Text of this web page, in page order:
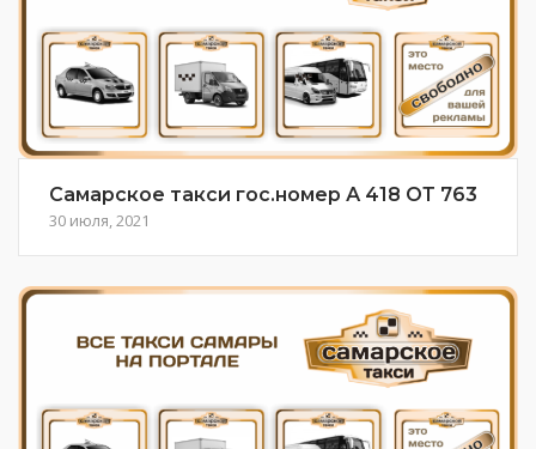
Самарское такси гос.номер А 418 ОТ 763
30 июля, 2021